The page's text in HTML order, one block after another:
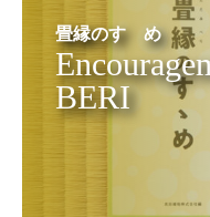
畳縁のすゝめ
BERI